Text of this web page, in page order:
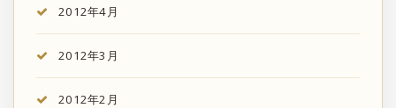
2012年4月
2012年3月
2012年2月